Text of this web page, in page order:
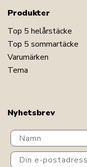
Produkter
Top 5 helårstäcke
Top 5 sommartäcke
Varumärken
Tema
Nyhetsbrev
Navn
Din e-postadress